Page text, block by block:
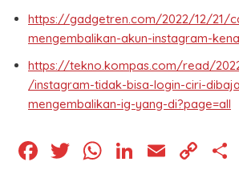
https://gadgetren.com/2022/12/21/
mengembalikan-akun-instagram-
https://tekno.kompas.com/read/
/instagram-tidak-bisa-login-ciri-
mengembalikan-ig-yang-di?page=all
F
T
W Li
E
C